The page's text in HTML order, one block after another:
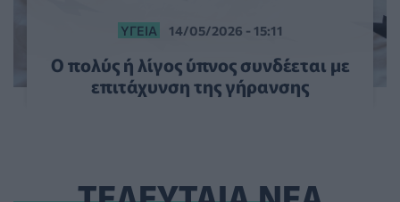
ΥΓΕΊΑ 14/05/2026 - 15:11
Ο πολύς ή λίγος ύπνος συνδέεται με
επιτάχυνση της γήρανσης